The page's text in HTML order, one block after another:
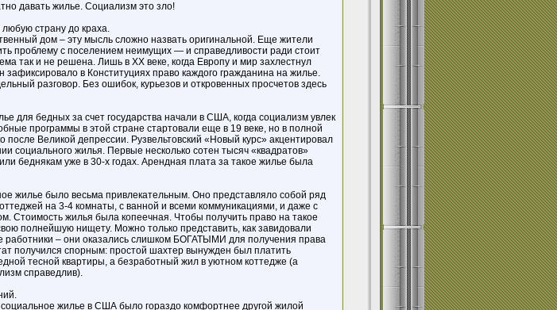
давать жилье. Социализм это зло!
страну до краха.
дом – эту мысль сложно назвать оригинальной. Еще жители
проблему с поселением неимущих — и справедливости ради стоит
так и не решена. Лишь в ХХ веке, когда Европу и мир захлестнул
зафиксировало в Конституциях право каждого гражданина на жилье.
разговор. Без ошибок, курьезов и откровенных просчетов здесь
для бедных за счет государства начали в США, когда социализм увлек
программы в этой стране стартовали еще в 19 веке, но в полной
после Великой депрессии. Рузвельтовский «Новый курс» акцентировал
социального жилья. Первые несколько сотен тысяч «квадратов»
беднякам уже в 30-х годах. Арендная плата за такое жилье была
жилье было весьма привлекательным. Оно представляло собой ряд
на 3-4 комнаты, с ванной и всеми коммуникациями, и даже с
Стоимость жилья была копеечная. Чтобы получить право на такое
полнейшую нищету. Можно только представить, как завидовали
работники – они оказались слишком БОГАТЫМИ для получения права
получился спорным: простой шахтер вынужден был платить
тесной квартиры, а безработный жил в уютном коттедже (а
справедлив).
жилье в США было гораздо комфортнее другой жилой